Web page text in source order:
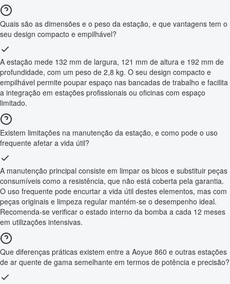
Quais são as dimensões e o peso da estação, e que vantagens tem o
seu design compacto e empilhável?
A estação mede 132 mm de largura, 121 mm de altura e 192 mm de
profundidade, com um peso de 2,8 kg. O seu design compacto e
empilhável permite poupar espaço nas bancadas de trabalho e facilita
a integração em estações profissionais ou oficinas com espaço
limitado.
Existem limitações na manutenção da estação, e como pode o uso
frequente afetar a vida útil?
A manutenção principal consiste em limpar os bicos e substituir peças
consumíveis como a resistência, que não está coberta pela garantia.
O uso frequente pode encurtar a vida útil destes elementos, mas com
peças originais e limpeza regular mantém-se o desempenho ideal.
Recomenda-se verificar o estado interno da bomba a cada 12 meses
em utilizações intensivas.
Que diferenças práticas existem entre a Aoyue 860 e outras estações
de ar quente de gama semelhante em termos de potência e precisão?